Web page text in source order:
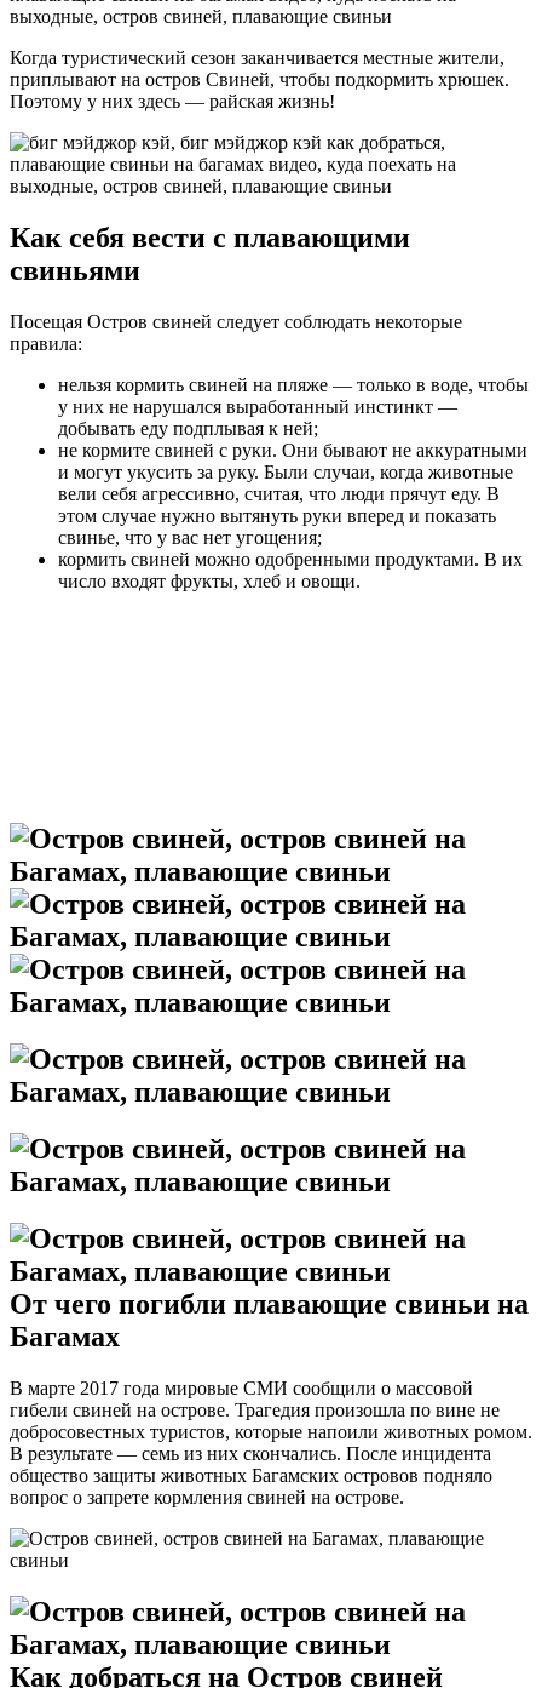
Когда туристический сезон заканчивается местные жители,
приплывают на остров Свиней, чтобы подкормить хрюшек.
Поэтому у них здесь — райская жизнь!
Как себя вести с плавающими
свиньями
Посещая Остров свиней следует соблюдать некоторые
правила:
нельзя кормить свиней на пляже — только в воде, чтобы
у них не нарушался выработанный инстинкт —
добывать еду подплывая к ней;
не кормите свиней с руки. Они бывают не аккуратными
и могут укусить за руку. Были случаи, когда животные
вели себя агрессивно, считая, что люди прячут еду. В
этом случае нужно вытянуть руки вперед и показать
свинье, что у вас нет угощения;
кормить свиней можно одобренными продуктами. В их
число входят фрукты, хлеб и овощи.
От чего погибли плавающие свиньи на
Багамах
В марте 2017 года мировые СМИ сообщили о массовой
гибели свиней на острове. Трагедия произошла по вине не
добросовестных туристов, которые напоили животных ромом.
В результате — семь из них скончались. После инцидента
общество защиты животных Багамских островов подняло
вопрос о запрете кормления свиней на острове.
Как добраться на Остров свиней